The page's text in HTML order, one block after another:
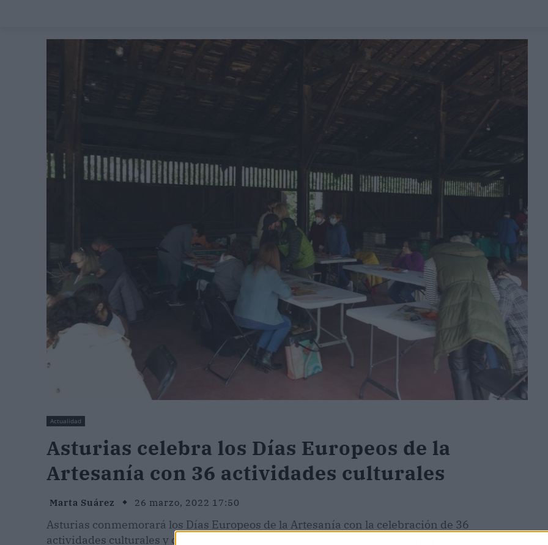
Actualidad
Asturias celebra los Días Europeos de la
Artesanía con 36 actividades culturales
Marta Suárez 26 marzo, 2022 17:50
Asturias conmemorará los Días Europeos de la Artesanía con la celebración de 36
actividades culturales y de promoción del sector en doce municipios. Organizados por el